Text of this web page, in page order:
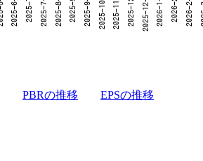
PBRの推移 EPSの推移